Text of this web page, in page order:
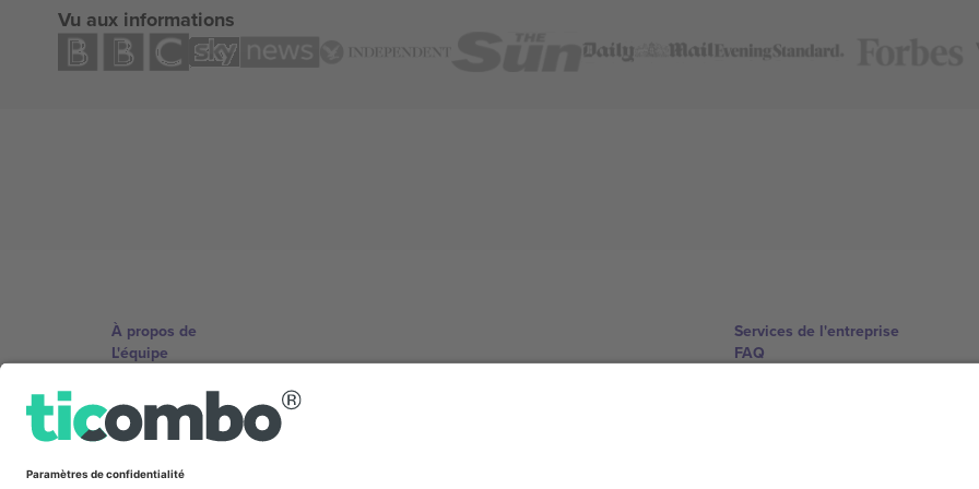
Vu aux informations
À propos de
L'équipe
Conditions générales
Programme d'affiliation
Services de l'entreprise
FAQ